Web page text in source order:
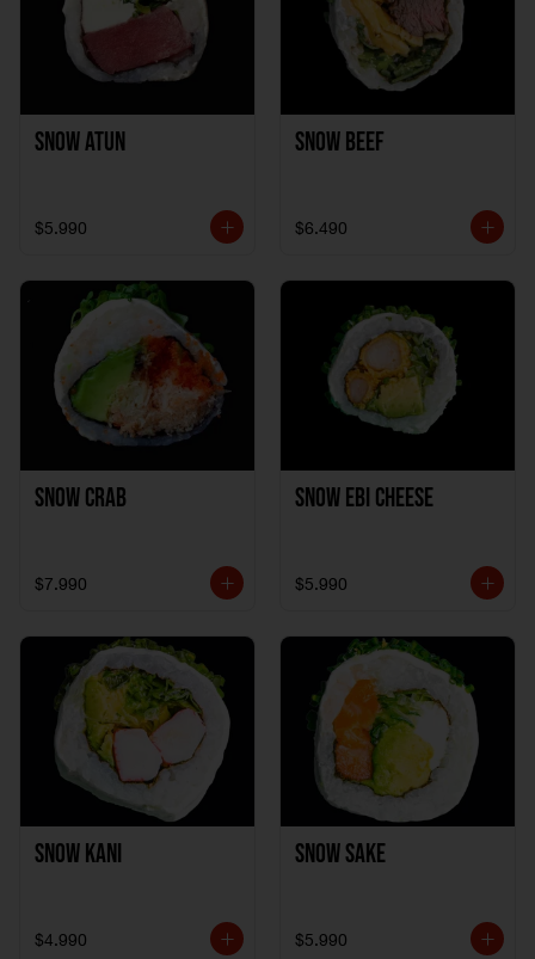
Snow Atun
$5.990
Snow Beef
$6.490
Snow Crab
$7.990
Snow Ebi Cheese
$5.990
Snow Kani
$4.990
Snow Sake
$5.990